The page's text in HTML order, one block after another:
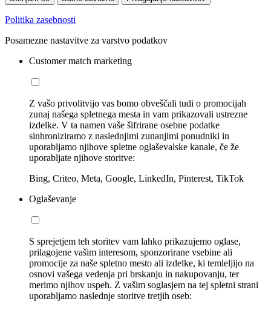
Politika zasebnosti
Posamezne nastavitve za varstvo podatkov
Customer match marketing
Z vašo privolitvijo vas bomo obveščali tudi o promocijah
zunaj našega spletnega mesta in vam prikazovali ustrezne
izdelke. V ta namen vaše šifrirane osebne podatke
sinhroniziramo z naslednjimi zunanjimi ponudniki in
uporabljamo njihove spletne oglaševalske kanale, če že
uporabljate njihove storitve:
Bing, Criteo, Meta, Google, LinkedIn, Pinterest, TikTok
Oglaševanje
S sprejetjem teh storitev vam lahko prikazujemo oglase,
prilagojene vašim interesom, sponzorirane vsebine ali
promocije za naše spletno mesto ali izdelke, ki temleljijo na
osnovi vašega vedenja pri brskanju in nakupovanju, ter
merimo njihov uspeh. Z vašim soglasjem na tej spletni strani
uporabljamo naslednje storitve tretjih oseb: